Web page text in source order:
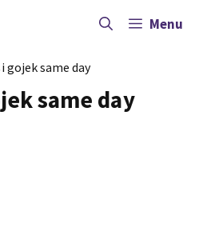
Menu
gojek same day
same day